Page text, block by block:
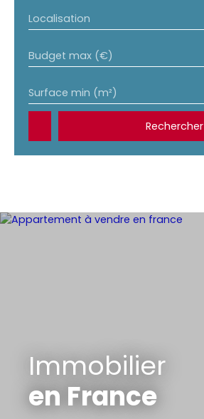
Localisation
Budget max (€)
Surface min (m²)
Rechercher
Immobilier
en France